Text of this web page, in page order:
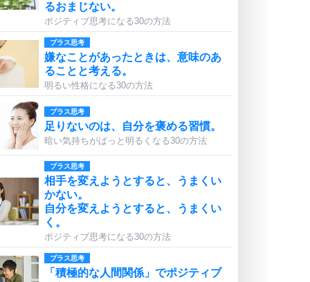
るおまじない。
ポジティブ思考になる30の方法
プラス思考
嫌なことがあったときは、意味のあ
ることと考える。
明るい性格になる30の方法
プラス思考
足りないのは、自分を褒める習慣。
暗い気持ちがぱっと明るくなる30の方法
プラス思考
相手を変えようとすると、うまくい
かない。
自分を変えようとすると、うまくい
く。
ポジティブ思考になる30の方法
プラス思考
「積極的な人間関係」でポジティブ